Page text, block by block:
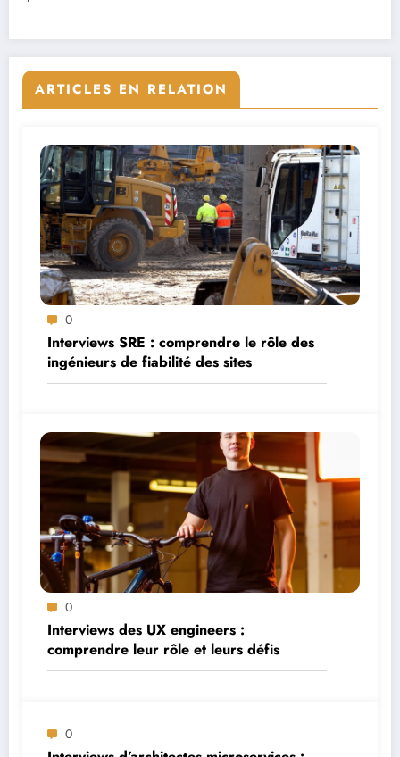
ARTICLES EN RELATION
0
Interviews SRE : comprendre le rôle des
ingénieurs de fiabilité des sites
0
Interviews des UX engineers :
comprendre leur rôle et leurs défis
0